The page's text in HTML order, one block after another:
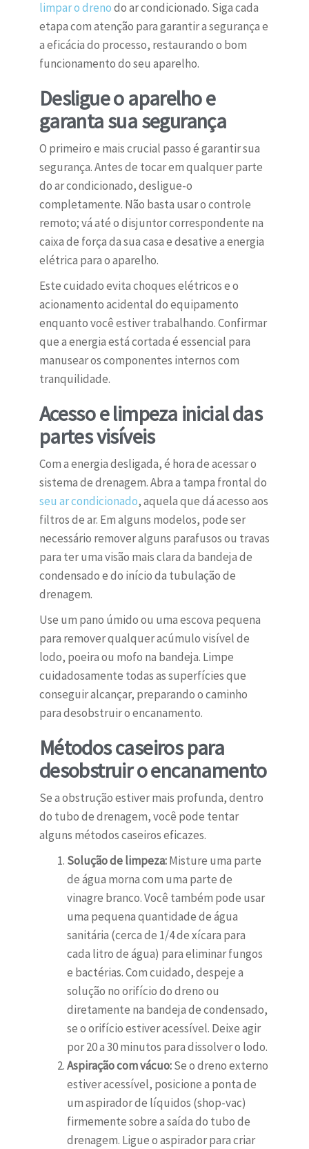
limpar o drenodo ar condicionado. Siga cada
etapa com atenção para garantir a segurança e
a eficácia do processo, restaurando o bom
funcionamento do seu aparelho.
Desligue o aparelho e
garanta sua segurança
O primeiro e mais crucial passo é garantir sua
segurança. Antes de tocar em qualquer parte
do ar condicionado, desligue-o
completamente. Não basta usar o controle
remoto; vá até o disjuntor correspondente na
caixa de força da sua casa e desative a energia
elétrica para o aparelho.
Este cuidado evita choques elétricos e o
acionamento acidental do equipamento
enquanto você estiver trabalhando. Confirmar
que a energia está cortada é essencial para
manusear os componentes internos com
tranquilidade.
Acesso e limpeza inicial das
partes visíveis
Com a energia desligada, é hora de acessar o
sistema de drenagem. Abra a tampa frontal do
seu ar condicionado, aquela que dá acesso aos
filtros de ar. Em alguns modelos, pode ser
necessário remover alguns parafusos ou travas
para ter uma visão mais clara da bandeja de
condensado e do início da tubulação de
drenagem.
Use um pano úmido ou uma escova pequena
para remover qualquer acúmulo visível de
lodo, poeira ou mofo na bandeja. Limpe
cuidadosamente todas as superfícies que
conseguir alcançar, preparando o caminho
para desobstruir o encanamento.
Métodos caseiros para
desobstruir o encanamento
Se a obstrução estiver mais profunda, dentro
do tubo de drenagem, você pode tentar
alguns métodos caseiros eficazes.
Solução de limpeza:Misture uma parte
de água morna com uma parte de
vinagre branco. Você também pode usar
uma pequena quantidade de água
sanitária (cerca de 1/4 de xícara para
cada litro de água) para eliminar fungos
e bactérias. Com cuidado, despeje a
solução no orifício do dreno ou
diretamente na bandeja de condensado,
se o orifício estiver acessível. Deixe agir
por 20 a 30 minutos para dissolver o lodo.
Aspiração com vácuo:Se o dreno externo
estiver acessível, posicione a ponta de
um aspirador de líquidos (shop-vac)
firmemente sobre a saída do tubo de
drenagem. Ligue o aspirador para criar